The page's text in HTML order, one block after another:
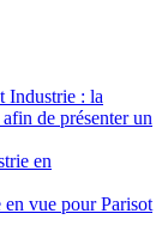
Industrie : la
de présenter un
en
en vue pour Parisot